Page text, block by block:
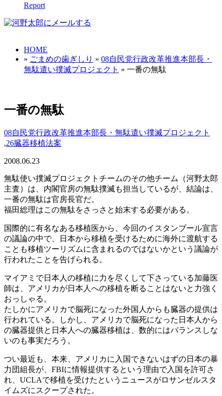
Report
HOME
» ごまめの歯ぎしり » 08自民党行政改革推進本部長・
無駄遣い撲滅プロジェクト » 一番の無駄
一番の無駄
08自民党行政改革推進本部長・無駄遣い撲滅プロジェクト
,26臓器移植法案
2008.06.23
無駄使い撲滅プロジェクトチームのその他チーム（河野太郎
主査）は、内閣官房の無駄撲滅も担当しているが、結論は、
一番の無駄は官房長官だ。
福田総理はこの無駄をさっさと始末する必要がある。
国際的に有名なある移植医から、今回のイスタンブール宣言
の議論の中で、日本から移植を受けるために海外に渡航する
ことも移植ツーリズムに含まれるのではないかという議論が
行われたことを告げられる。
マイアミで日本人の移植に力を尽くして下さっている加藤医
師は、アメリカが日本人への移植を断ることはないと力強く
おっしゃる。
たしかにアメリカで脳死になった外国人からも臓器の提供は
行われている。しかし、アメリカで脳死になった日本人から
の臓器提供と日本人への臓器移植は、数的にはバランスしな
いのも事実だろう。
つい最近も、本来、アメリカに入国できないはずの日本の暴
力団組長が、FBIに情報提供するという理由で入国を許可さ
れ、UCLAで移植を受けたというニュースがロサンゼルスタ
イムズにスクープされた。